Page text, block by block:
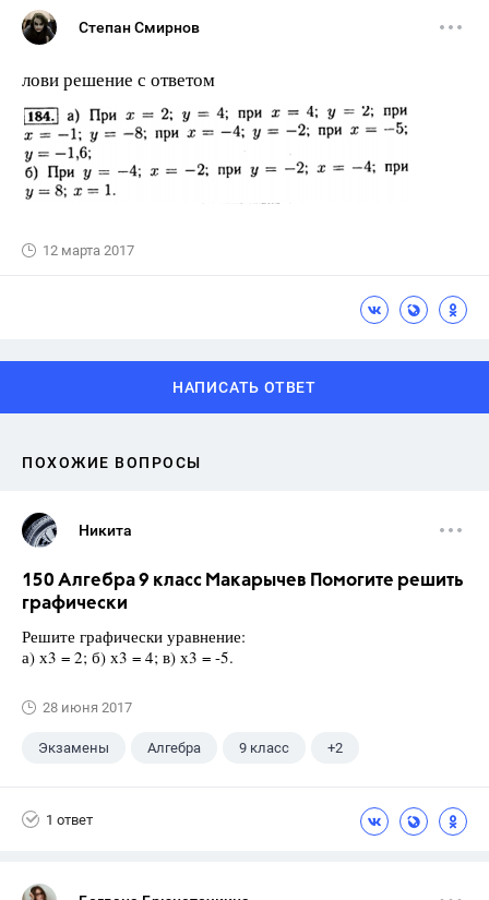
Степан Смирнов
лови решение с ответом
12 марта 2017
НАПИСАТЬ ОТВЕТ
ПОХОЖИЕ ВОПРОСЫ
Никита
150 Алгебра 9 класс Макарычев Помогите решить
графически
Решите графически уравнение:
а) х3 = 2; б) х3 = 4; в) х3 = -5.
28 июня 2017
Экзамены Алгебра 9 класс +2
1 ответ